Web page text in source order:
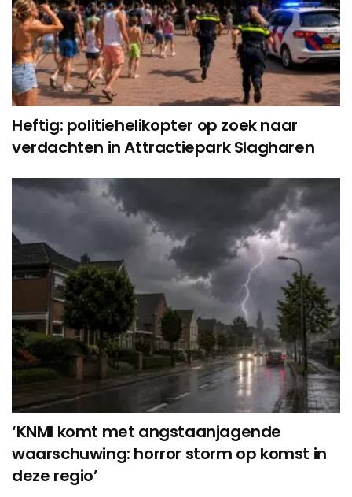
Heftig: politiehelikopter op zoek naar
verdachten in Attractiepark Slagharen
‘KNMI komt met angstaanjagende
waarschuwing: horror storm op komst in
deze regio’